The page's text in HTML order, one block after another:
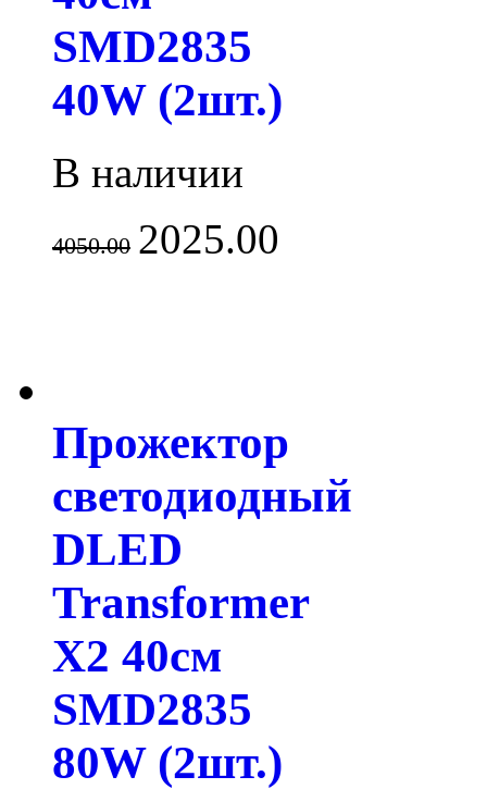
SMD2835
40W (2шт.)
В наличии
4050.00 2025.00
Прожектор
светодиодный
DLED
Transformer
X2 40см
SMD2835
80W (2шт.)